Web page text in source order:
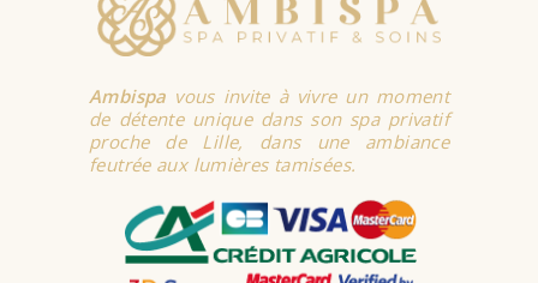
Ambispa vous invite à vivre un moment
de détente unique dans son spa privatif
proche de Lille, dans une ambiance
feutrée aux lumières tamisées.